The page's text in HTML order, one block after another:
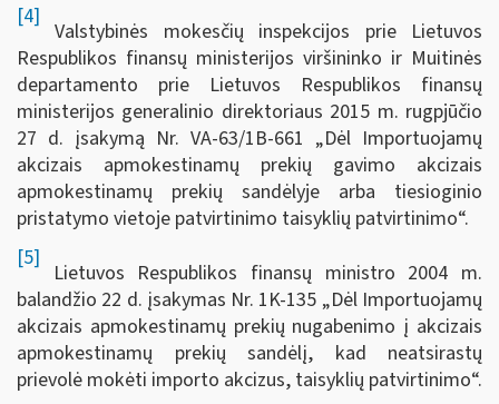
[4]
Valstybinės mokesčių inspekcijos prie Lietuvos
Respublikos finansų ministerijos viršininko ir Muitinės
departamento prie Lietuvos Respublikos finansų
ministerijos generalinio direktoriaus 2015 m. rugpjūčio
27 d. įsakymą Nr. VA-63/1B-661 „Dėl Importuojamų
akcizais apmokestinamų prekių gavimo akcizais
apmokestinamų prekių sandėlyje arba tiesioginio
pristatymo vietoje patvirtinimo taisyklių patvirtinimo“.
[5]
Lietuvos Respublikos finansų ministro 2004 m.
balandžio 22 d. įsakymas Nr. 1K-135 „Dėl Importuojamų
akcizais apmokestinamų prekių nugabenimo į akcizais
apmokestinamų prekių sandėlį, kad neatsirastų
prievolė mokėti importo akcizus, taisyklių patvirtinimo“.